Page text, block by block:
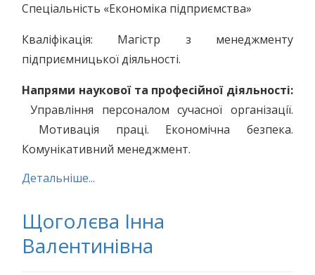
Спеціальність «Економіка підприємства»
Кваліфікація: Магістр з менеджменту
підприємницької діяльності.
Напрями наукової та професійної діяльності:
Управління персоналом сучасної організації.
Мотивація праці. Економічна безпека.
Комунікативний менеджмент.
Детальніше...
Щоголєва Інна
Валентинівна